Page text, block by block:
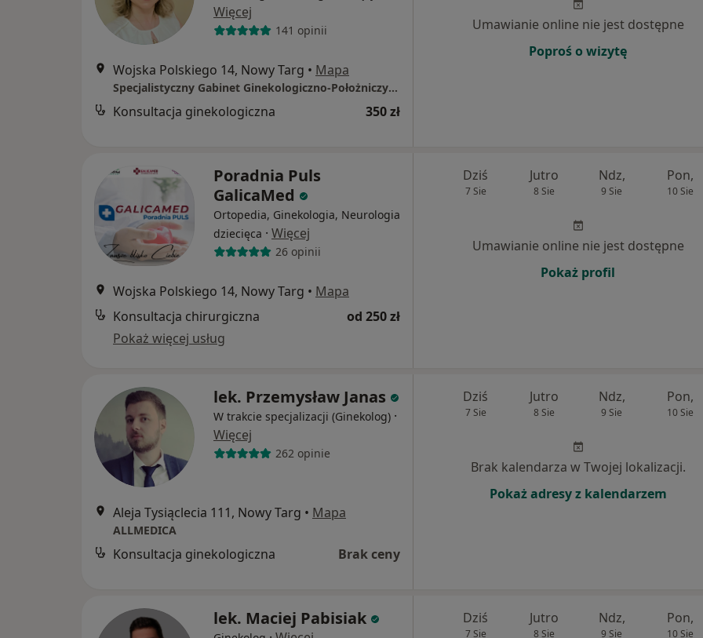
Więcej
141 opinii
Wojska Polskiego 14, Nowy Targ • Mapa
Specjalistyczny Gabinet Ginekologiczno-Położniczy Joanna Borzęcka-Klec
Konsultacja ginekologiczna 350 zł
Umawianie online nie jest dostępne
Poproś o wizytę
Poradnia Puls
GalicaMed
Ortopedia, Ginekologia, Neurologia
dziecięca · Więcej
26 opinii
Wojska Polskiego 14, Nowy Targ • Mapa
Konsultacja chirurgiczna
od 250 zł
Pokaż więcej usług
Dziś
7 Sie
Jutro
8 Sie
Ndz,
9 Sie
Pon,
10 Sie
Umawianie online nie jest dostępne
Pokaż profil
lek. Przemysław Janas
W trakcie specjalizacji (Ginekolog) ·
Więcej
262 opinie
Aleja Tysiąclecia 111, Nowy Targ • Mapa
ALLMEDICA
Konsultacja ginekologiczna Brak ceny
Dziś
7 Sie
Jutro
8 Sie
Ndz,
9 Sie
Pon,
10 Sie
Brak kalendarza w Twojej lokalizacji.
Pokaż adresy z kalendarzem
lek. Maciej Pabisiak Dziś
7 Sie
Jutro
8 Sie
Ndz,
9 Sie
Pon,
10 Sie